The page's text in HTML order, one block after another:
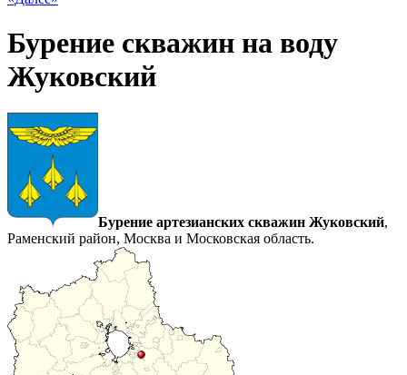
Бурение скважин на воду
Жуковский
Бурение артезианских скважин Жуковский,
Раменский район, Москва и Московская область.